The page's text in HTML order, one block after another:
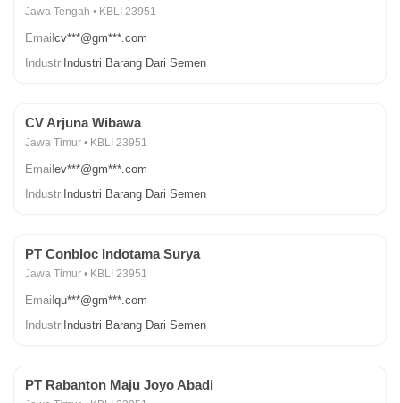
Jawa Tengah • KBLI 23951
Emailcv***@gm***.com
IndustriIndustri Barang Dari Semen
CV Arjuna Wibawa
Jawa Timur • KBLI 23951
Emailev***@gm***.com
IndustriIndustri Barang Dari Semen
PT Conbloc Indotama Surya
Jawa Timur • KBLI 23951
Emailqu***@gm***.com
IndustriIndustri Barang Dari Semen
PT Rabanton Maju Joyo Abadi